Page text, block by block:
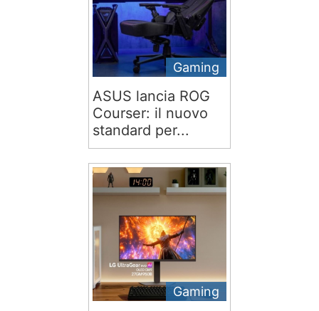
Gaming
ASUS lancia ROG
Courser: il nuovo
standard per...
Gaming